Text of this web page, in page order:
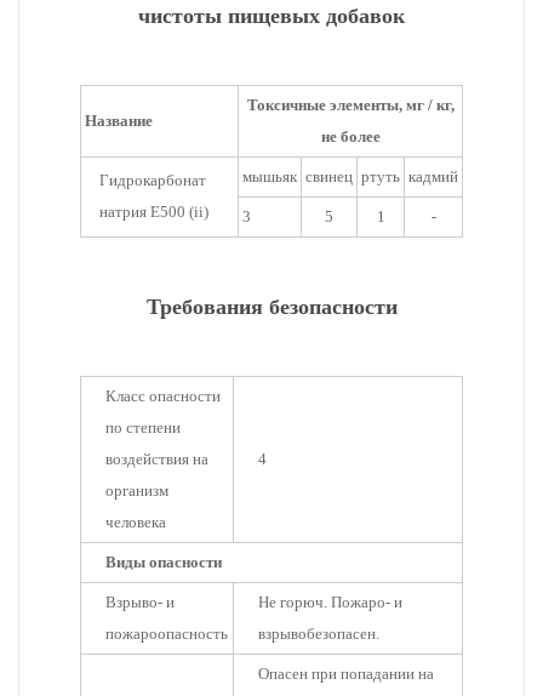
чистоты пищевых добавок
Название
Токсичные элементы, мг / кг,
не более
Гидрокарбонат
натрия E500 (ii)
мышьяк свинец ртуть кадмий
3 5 1 -
Требования безопасности
Класс опасности
по степени
воздействия на
организм
человека
4
Виды опасности
Взрыво- и
пожароопасность
Не горюч. Пожаро- и
взрывобезопасен.
Опасен при попадании на